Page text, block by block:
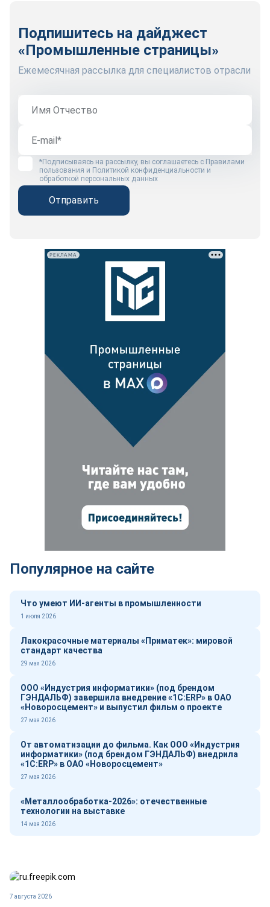
Подпишитесь на дайджест
«Промышленные страницы»
Ежемесячная рассылка для специалистов отрасли
*Подписываясь на рассылку, вы соглашаетесь с Правилами
пользования и Политикой конфиденциальности и
обработкой персональных данных
Отправить
РЕКЛАМА
Популярное на сайте
Что умеют ИИ-агенты в промышленности
1 июля 2026
Лакокрасочные материалы «Приматек»: мировой
стандарт качества
29 мая 2026
ООО «Индустрия информатики» (под брендом
ГЭНДАЛЬФ) завершила внедрение «1С:ERP» в ОАО
«Новоросцемент» и выпустил фильм о проекте
27 мая 2026
От автоматизации до фильма. Как ООО «Индустрия
информатики» (под брендом ГЭНДАЛЬФ) внедрила
«1С:ERP» в ОАО «Новоросцемент»
27 мая 2026
«Металлообработка-2026»: отечественные
технологии на выставке
14 мая 2026
7 августа 2026